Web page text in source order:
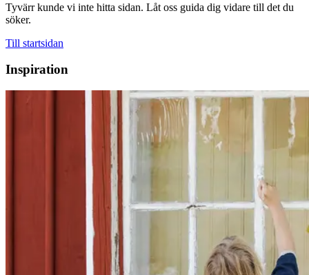
Tyvärr kunde vi inte hitta sidan. Låt oss guida dig vidare till det du
söker.
Till startsidan
Inspiration